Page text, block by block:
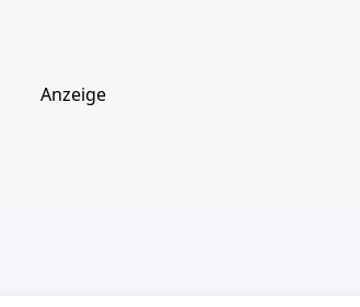
Anzeige